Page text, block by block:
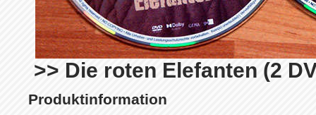
>> Die roten Elefanten (2
Produktinformation